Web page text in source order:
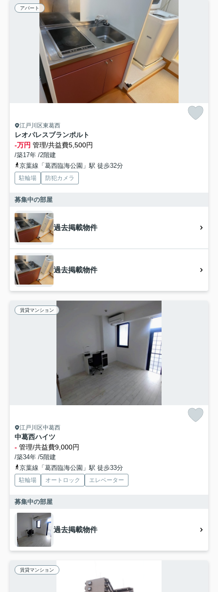
アパート
江戸川区東葛西
レオパレスブランポルト
-万円 管理/共益費5,500円
/築17年 /2階建
京葉線「葛西臨海公園」駅 徒歩32分
駐輪場 防犯カメラ
募集中の部屋
過去掲載物件
過去掲載物件
賃貸マンション
江戸川区中葛西
中葛西ハイツ
- 管理/共益費9,000円
/築34年 /5階建
京葉線「葛西臨海公園」駅 徒歩33分
駐輪場 オートロック エレベーター
募集中の部屋
過去掲載物件
賃貸マンション